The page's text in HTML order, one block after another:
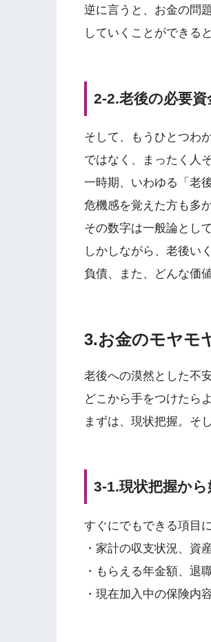
逆に言うと、お金の問
していくことができる
2-2.老後の必要資
そして、もうひとつわ
ではなく、まったく人
一時期、いわゆる「老
危機感を覚えた方も多
その数字は一般論とし
しかしながら、老後い
負債、また、どんな価
3.お金のモヤモ
老後への漠然とした不
どこから手をつけたら
まずは、現状把握。そ
3-1.現状把握から
すぐにでもできる項目
・家計の収支状況、資
・もらえる年金額、退
・現在加入中の保険内